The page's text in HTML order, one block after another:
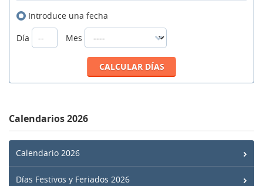
Introduce una fecha
Día
Mes
Calendarios 2026
Calendario 2026
Días Festivos y Feriados 2026